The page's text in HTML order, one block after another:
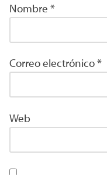
Nombre *
Correo electrónico*
Web